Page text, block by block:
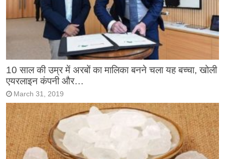
10 साल की उम्र में अरबों का मालिका बनने चला यह बच्चा, खोली
एयरलाइन कंपनी और…
March 31, 2019